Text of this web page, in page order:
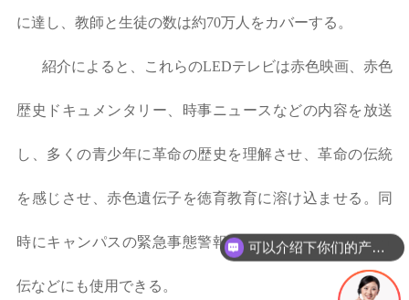
に達し、教師と生徒の数は約70万人をカバーする。
紹介によると、これらのLEDテレビは赤色映画、赤色
歴史ドキュメンタリー、時事ニュースなどの内容を放送
し、多くの青少年に革命の歴史を理解させ、革命の伝統
を感じさせ、赤色遺伝子を徳育教育に溶け込ませる。同
時にキャンパスの緊急事態警報、安全避難、科学普及宣
伝などにも使用できる。
可以介绍下你们的产品么